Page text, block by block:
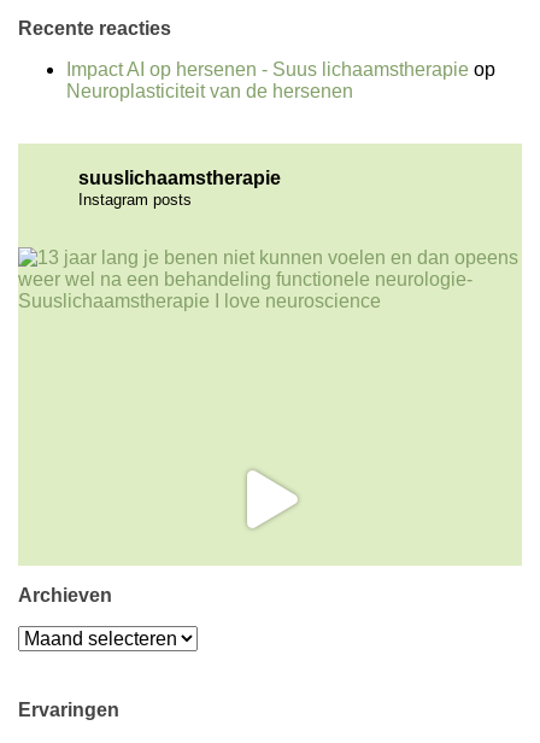
Recente reacties
Impact AI op hersenen - Suus lichaamstherapie op
Neuroplasticiteit van de hersenen
suuslichaamstherapie
Instagram posts
Archieven
Archieven
Ervaringen